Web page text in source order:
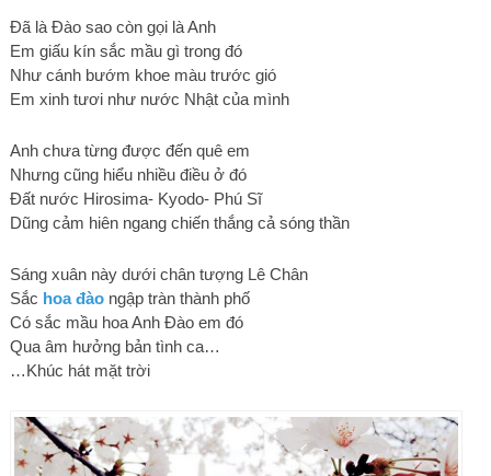
Đã là Đào sao còn gọi là Anh
Em giấu kín sắc mầu gì trong đó
Như cánh bướm khoe màu trước gió
Em xinh tươi như nước Nhật của mình
Anh chưa từng được đến quê em
Nhưng cũng hiểu nhiều điều ở đó
Đất nước Hirosima- Kyodo- Phú Sĩ
Dũng cảm hiên ngang chiến thắng cả sóng thần
Sáng xuân này dưới chân tượng Lê Chân
Sắc hoa đàongập tràn thành phố
Có sắc mầu hoa Anh Đào em đó
Qua âm hưởng bản tình ca…
…Khúc hát mặt trời